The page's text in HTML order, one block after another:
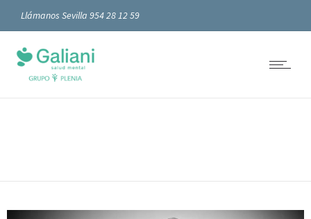
Llámanos Sevilla 954 28 12 59